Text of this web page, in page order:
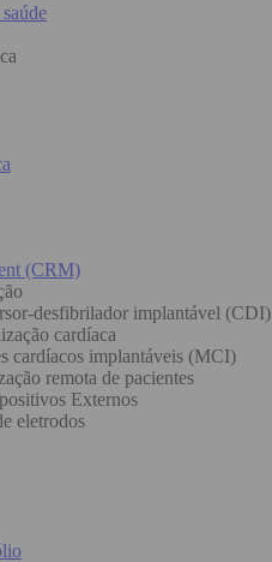
(CRM)
desfibrilador implantável (CDI)
cardíaca
cardíacos implantáveis (MCI)
remota de pacientes
Externos
eletrodos